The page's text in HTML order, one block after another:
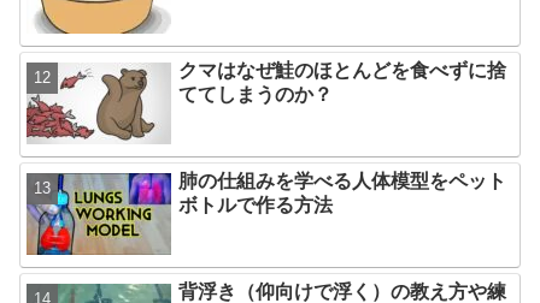
クマはなぜ鮭のほとんどを食べずに捨
ててしまうのか？
肺の仕組みを学べる人体模型をペット
ボトルで作る方法
背浮き（仰向けで浮く）の教え方や練